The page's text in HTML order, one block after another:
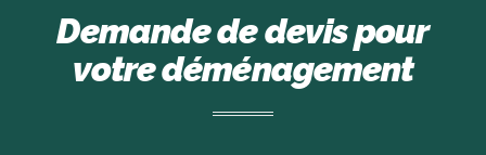
Demande de devis pour
votre déménagement